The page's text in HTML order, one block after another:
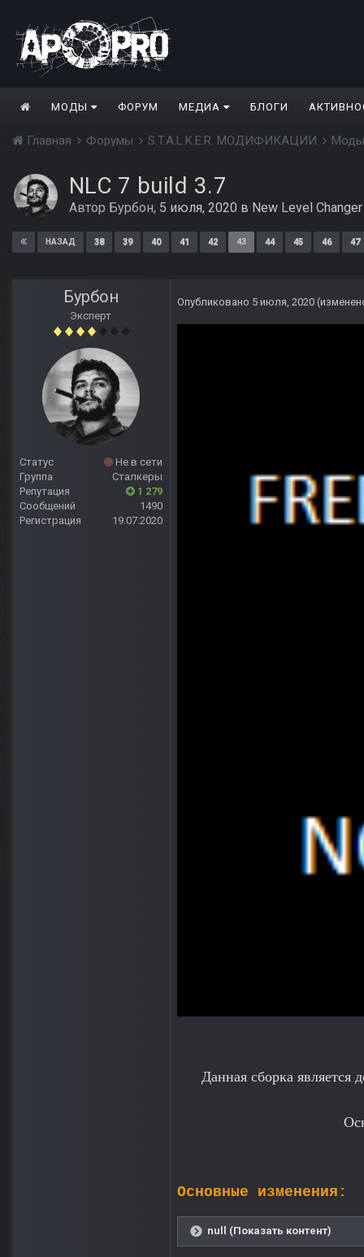
МОДЫ ФОРУМ МЕДИА БЛОГИ
Главная Форумы S.T.A.L.K.E.R. МОДИФИКАЦИИ
NLC 7 build 3.7
Автор Бурбон, 5 июля, 2020 в New Level
НАЗАД 38 39 40 41 42 43 44 45 46 47
Бурбон
Эксперт
Статус
Не в сети
Группа
Сталкеры
Репутация
1 279
Сообщений
1490
Регистрация
19.07.2020
Опубликовано 5 июля, 2020
Данная сборка
Основные изменения:
null (Показать контент)